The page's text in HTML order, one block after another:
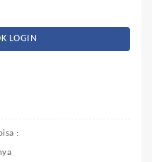
LOGIN
: